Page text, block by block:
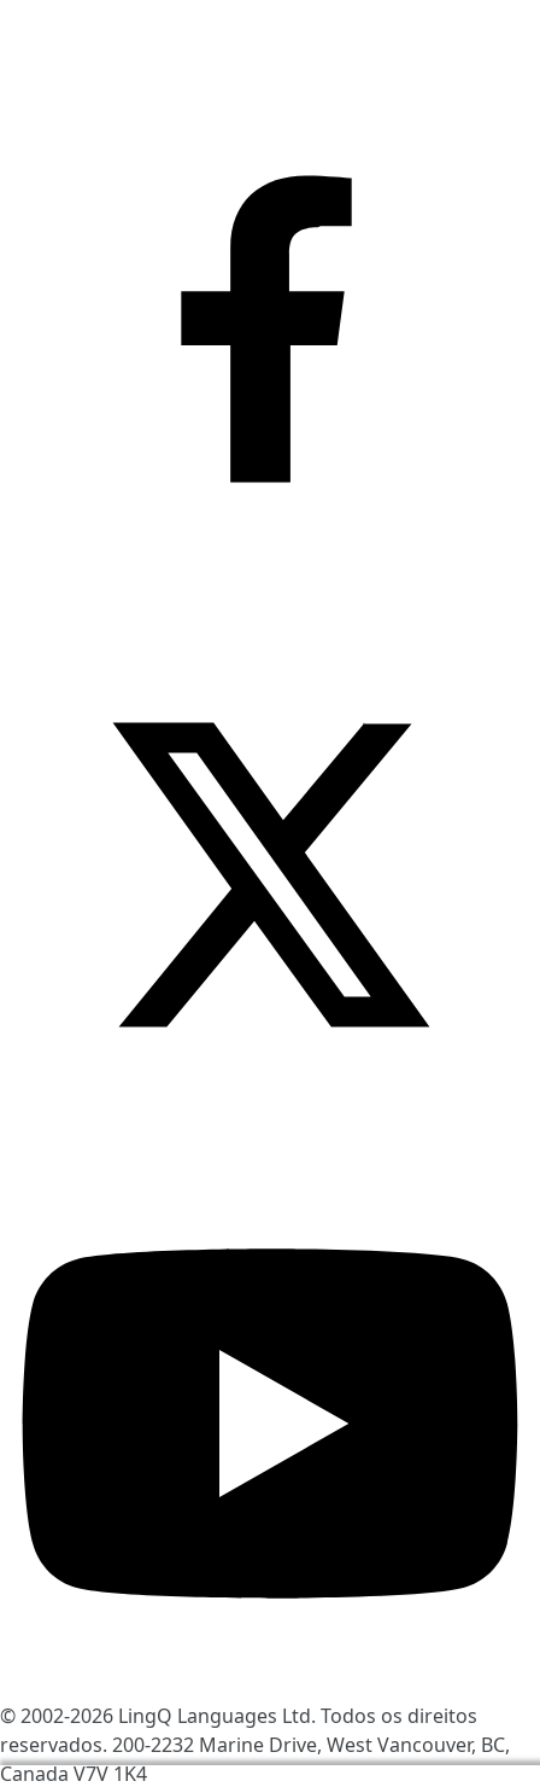
© 2002-2026 LingQ Languages Ltd. Todos os direitos
reservados. 200-2232 Marine Drive, West Vancouver, BC,
CanadaV7V 1K4